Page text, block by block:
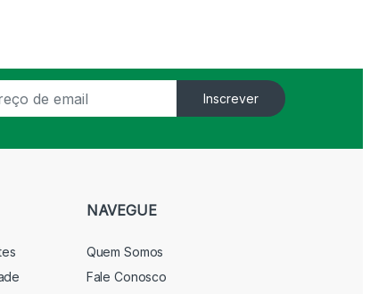
Inscrever
NAVEGUE
Quem Somos
Fale Conosco